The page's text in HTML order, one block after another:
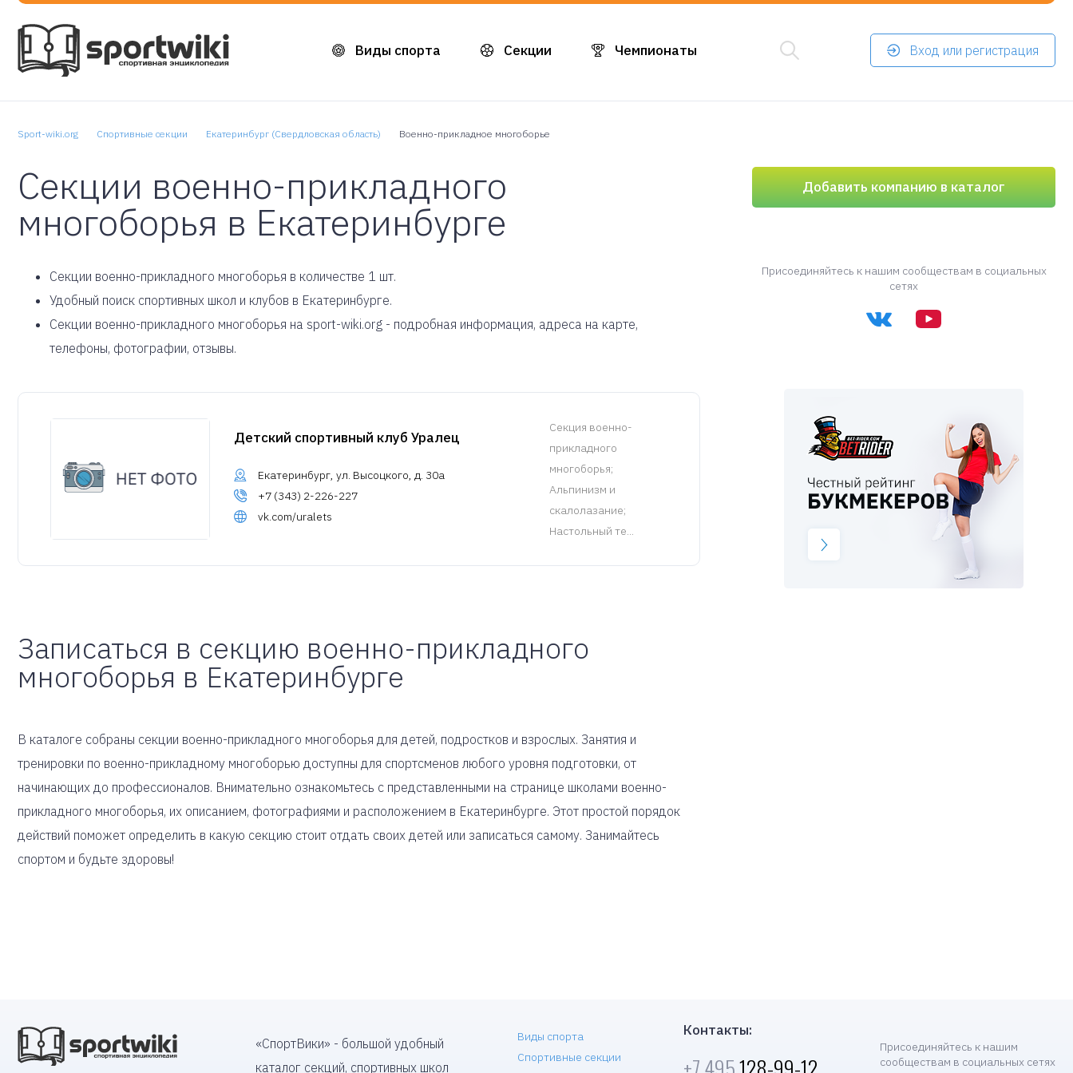
Виды спорта Секции Чемпионаты Вход или регистрация
Sport-wiki.org Спортивные секции Екатеринбург (Свердловская область) Военно-прикладное многоборье
Секции военно-прикладного
многоборья в Екатеринбурге
Cекции военно-прикладного многоборья в количестве 1 шт.
Удобный поиск спортивных школ и клубов в Екатеринбурге.
Секции военно-прикладного многоборья на sport-wiki.org - подробная информация, адреса на карте,
телефоны, фотографии, отзывы.
Детский спортивный клуб Уралец
Екатеринбург, ул. Высоцкого, д. 30а
+7 (343) 2-226-227
vk.com/uralets
Cекция военно-
прикладного
многоборья;
Альпинизм и
скалолазание;
Настольный те...
Записаться в секцию военно-прикладного
многоборья в Екатеринбурге
В каталоге собраны секции военно-прикладного многоборья для детей, подростков и взрослых. Занятия и
тренировки по военно-прикладному многоборью доступны для спортсменов любого уровня подготовки, от
начинающих до профессионалов. Внимательно ознакомьтесь с представленными на странице школами военно-
прикладного многоборья, их описанием, фотографиями и расположением в Екатеринбурге. Этот простой порядок
действий поможет определить в какую секцию стоит отдать своих детей или записаться самому. Занимайтесь
спортом и будьте здоровы!
Добавить компанию в каталог
Присоединяйтесь к нашим сообществам в социальных
сетях
«СпортВики» - большой удобный
каталог секций, спортивных школ
Виды спорта
Спортивные секции
Контакты:
Присоединяйтесь к нашим
сообществам в социальных сетях